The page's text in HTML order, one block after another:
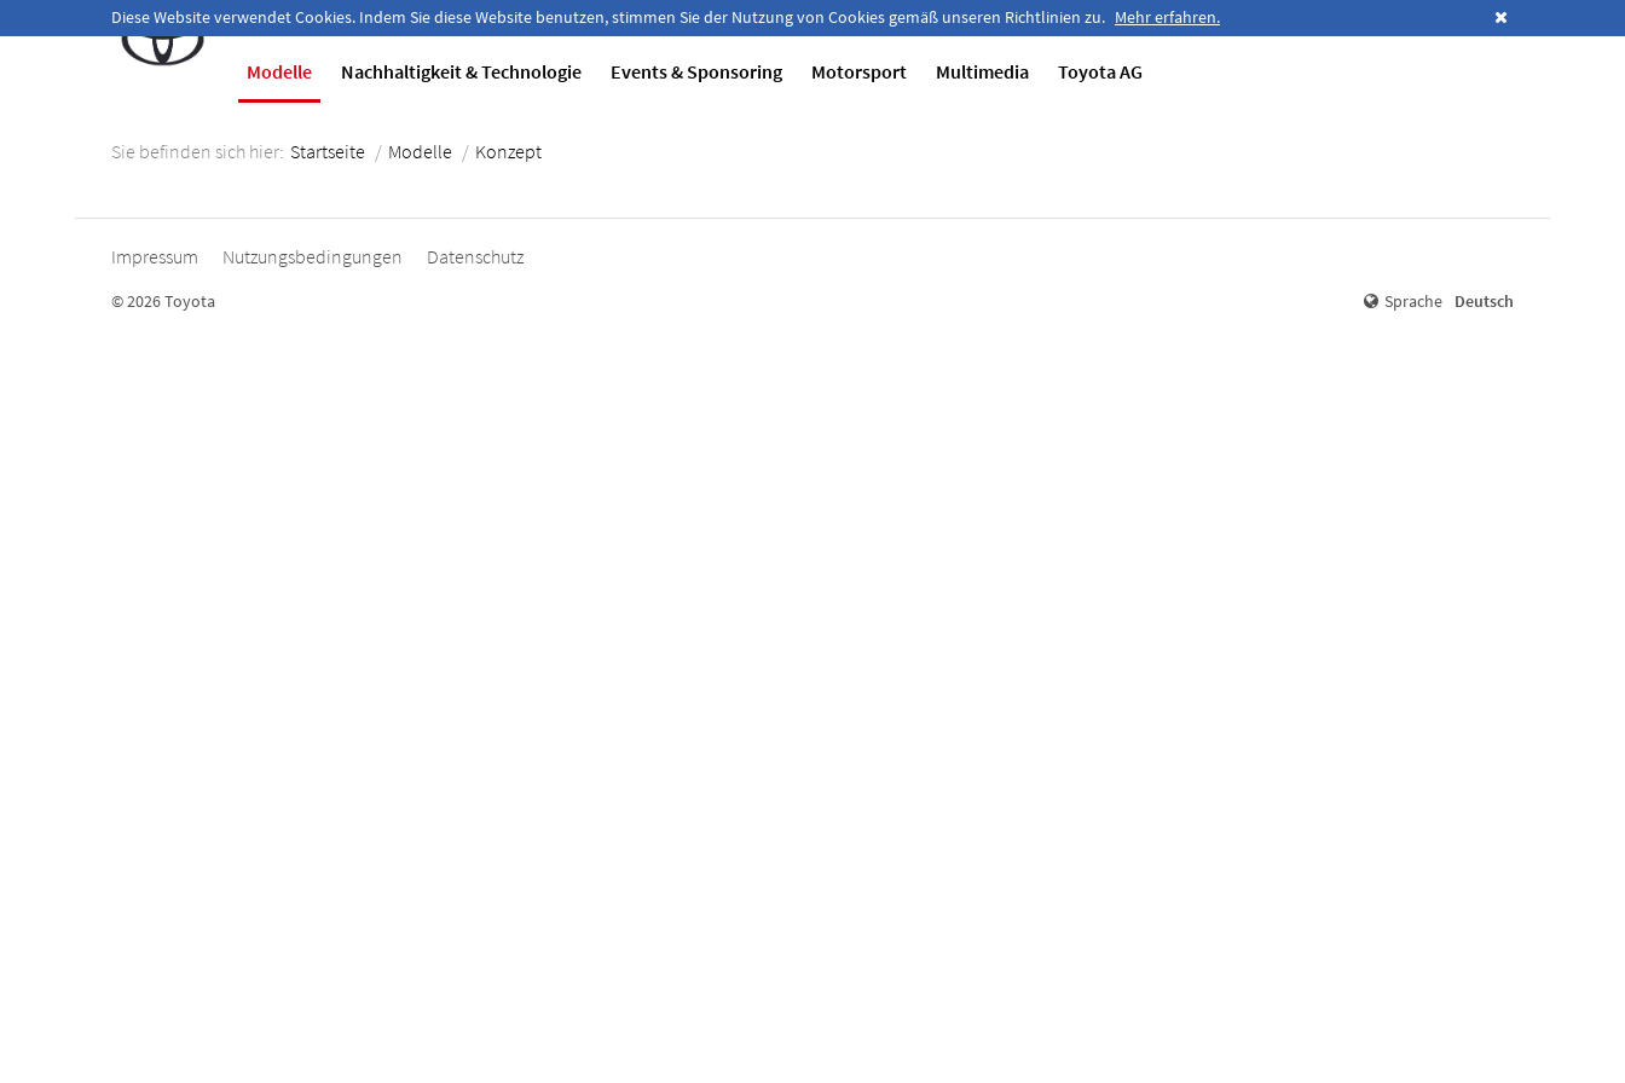
Diese Website verwendet Cookies. Indem Sie diese Website benutzen, stimmen Sie der Nutzung von Cookies gemäß unseren Richtlinien zu. Mehr erfahren.
Herzlich willkommen!
Modelle Nachhaltigkeit & Technologie Events & Sponsoring Motorsport Multimedia Toyota AG
Sie befinden sich hier: Startseite / Modelle / Konzept
Impressum Nutzungsbedingungen Datenschutz
© 2026 Toyota Sprache Deutsch